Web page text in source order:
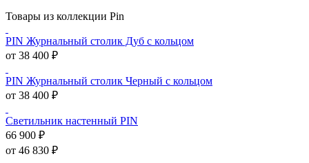
Товары из коллекции Pin
PIN Журнальный столик Дуб с кольцом
от 38 400 ₽
PIN Журнальный столик Черный с кольцом
от 38 400 ₽
Светильник настенный PIN
66 900 ₽
от 46 830 ₽